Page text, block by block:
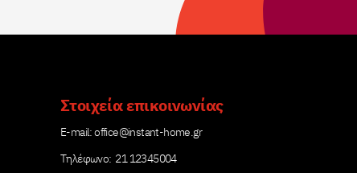
Στοιχεία επικοινωνίας
Е-mail:office@instant-home.gr
Τηλέφωνο: 21 12345004